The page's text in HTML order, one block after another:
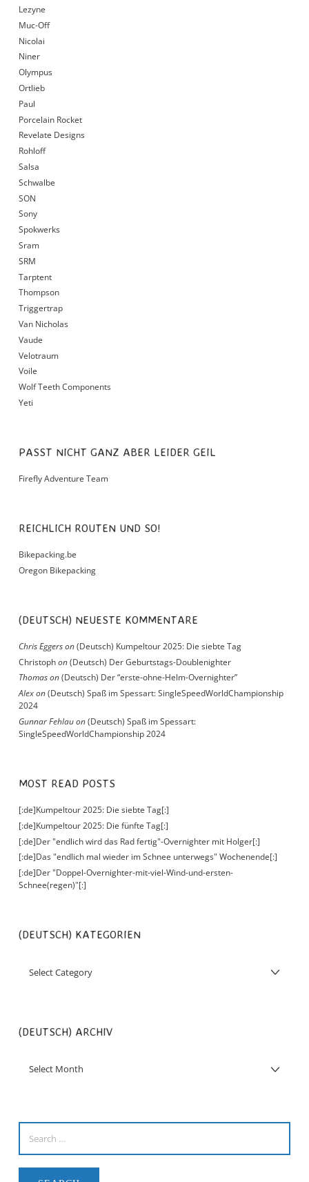
Lezyne
Muc-Off
Nicolai
Niner
Olympus
Ortlieb
Paul
Porcelain Rocket
Revelate Designs
Rohloff
Salsa
Schwalbe
SON
Sony
Spokwerks
Sram
SRM
Tarptent
Thompson
Triggertrap
Van Nicholas
Vaude
Velotraum
Voile
Wolf Teeth Components
Yeti
PASST NICHT GANZ ABER LEIDER GEIL
Firefly Adventure Team
REICHLICH ROUTEN UND SO!
Bikepacking.be
Oregon Bikepacking
(DEUTSCH) NEUESTE KOMMENTARE
Chris Eggerson(Deutsch) Kumpeltour 2025: Die siebte Tag
Christophon(Deutsch) Der Geburtstags-Doublenighter
Thomason(Deutsch) Der “erste-ohne-Helm-Overnighter”
Alexon(Deutsch) Spaß im Spessart: SingleSpeedWorldChampionship
2024
Gunnar Fehlauon(Deutsch) Spaß im Spessart:
SingleSpeedWorldChampionship 2024
MOST READ POSTS
[:de]Kumpeltour 2025: Die siebte Tag[:]
[:de]Kumpeltour 2025: Die fünfte Tag[:]
[:de]Der "endlich wird das Rad fertig"-Overnighter mit Holger[:]
[:de]Das "endlich mal wieder im Schnee unterwegs" Wochenende[:]
[:de]Der "Doppel-Overnighter-mit-viel-Wind-und-ersten-
Schnee(regen)"[:]
(DEUTSCH) KATEGORIEN
(DEUTSCH) ARCHIV